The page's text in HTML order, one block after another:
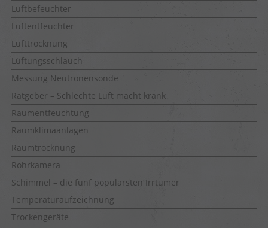
Luftbefeuchter
Luftentfeuchter
Lufttrocknung
Lüftungsschlauch
Messung Neutronensonde
Ratgeber – Schlechte Luft macht krank
Raumentfeuchtung
Raumklimaanlagen
Raumtrocknung
Rohrkamera
Schimmel – die fünf populärsten Irrtümer
Temperaturaufzeichnung
Trockengeräte